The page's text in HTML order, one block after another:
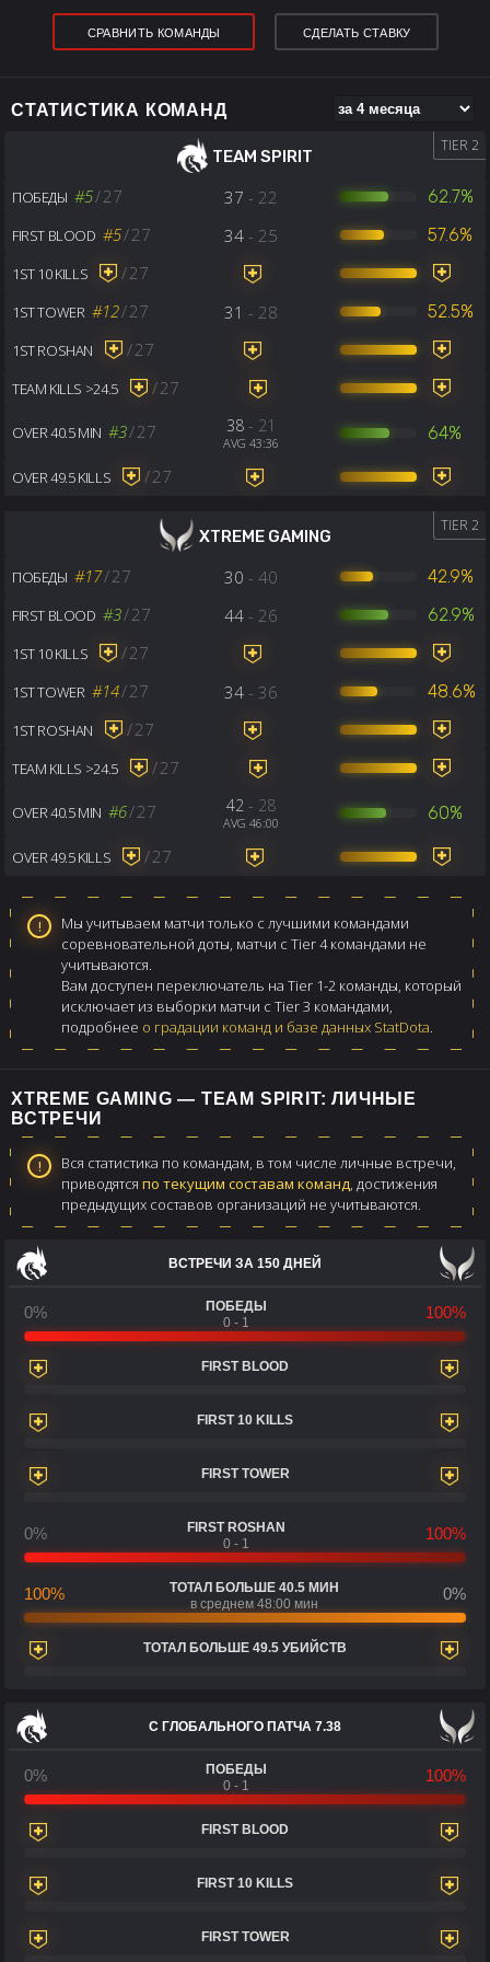
СРАВНИТЬ КОМАНДЫ СДЕЛАТЬ СТАВКУ
СТАТИСТИКА КОМАНД
TEAM SPIRIT
TIER 2
ПОБЕДЫ #5/27 37 - 22 62.7%
FIRST BLOOD #5/27 34- 25 57.6%
1ST 10 KILLS /27
1ST TOWER #12/27 31 - 28 52.5%
1ST ROSHAN /27
TEAM KILLS >24.5 /27
OVER 40.5 MIN #3/27 38- 21
AVG 43:36 64%
OVER 49.5 KILLS /27
XTREME GAMING
TIER 2
ПОБЕДЫ #17/27 30 - 40 42.9%
FIRST BLOOD #3/27 44- 26 62.9%
1ST 10 KILLS /27
1ST TOWER #14/27 34- 36 48.6%
1ST ROSHAN /27
TEAM KILLS >24.5 /27
OVER 40.5 MIN #6/27 42 - 28
AVG 46:00 60%
OVER 49.5 KILLS /27
Мы учитываем матчи только с лучшими командами
соревновательной доты, матчи с Tier 4 командами не
учитываются.
Вам доступен переключатель на Tier 1-2 команды, который
исключает из выборки матчи с Tier 3 командами,
подробнее о градации команд и базе данных StatDota.
XTREME GAMING — TEAM SPIRIT: ЛИЧНЫЕ
ВСТРЕЧИ
Вся статистика по командам, в том числе личные встречи,
приводятся по текущим составам команд, достижения
предыдущих составов организаций не учитываются.
ВСТРЕЧИ ЗА 150 ДНЕЙ
0%
ПОБЕДЫ
0 - 1
100%
FIRST BLOOD
FIRST 10 KILLS
FIRST TOWER
0%
FIRST ROSHAN
0 - 1
100%
100%
ТОТАЛ БОЛЬШЕ 40.5 МИН
в среднем 48:00 мин
0%
ТОТАЛ БОЛЬШЕ 49.5 УБИЙСТВ
С ГЛОБАЛЬНОГО ПАТЧА 7.38
0%
ПОБЕДЫ
0 - 1
100%
FIRST BLOOD
FIRST 10 KILLS
FIRST TOWER